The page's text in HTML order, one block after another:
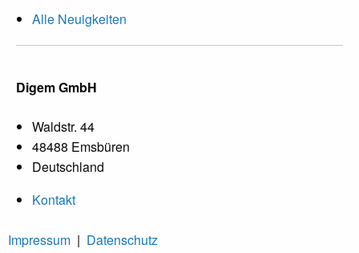
Alle Neuigkeiten
Digem GmbH
Waldstr. 44
48488 Emsbüren
Deutschland
Kontakt
Impressum | Datenschutz